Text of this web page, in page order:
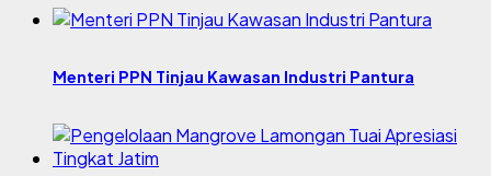
Menteri PPN Tinjau Kawasan Industri Pantura